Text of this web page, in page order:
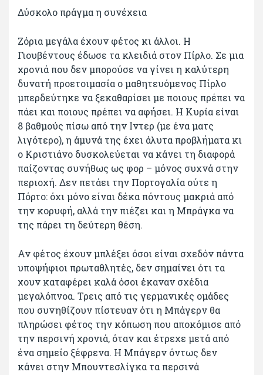
Δύσκολο πράγμα η συνέχεια
Ζόρια μεγάλα έχουν φέτος κι άλλοι. Η
Γιουβέντους έδωσε τα κλειδιά στον Πίρλο. Σε μια
χρονιά που δεν μπορούσε να γίνει η καλύτερη
δυνατή προετοιμασία ο μαθητευόμενος Πίρλο
μπερδεύτηκε να ξεκαθαρίσει με ποιους πρέπει να
πάει και ποιους πρέπει να αφήσει. Η Κυρία είναι
8 βαθμούς πίσω από την Ιντερ (με ένα ματς
λιγότερο), η άμυνά της έχει άλυτα προβλήματα κι
ο Κριστιάνο δυσκολεύεται να κάνει τη διαφορά
παίζοντας συνήθως ως φορ – μόνος συχνά στην
περιοχή. Δεν πετάει την Πορτογαλία ούτε η
Πόρτο: όχι μόνο είναι δέκα πόντους μακριά από
την κορυφή, αλλά την πιέζει και η Μπράγκα να
της πάρει τη δεύτερη θέση.
Αν φέτος έχουν μπλέξει όσοι είναι σχεδόν πάντα
υποψήφιοι πρωταθλητές, δεν σημαίνει ότι τα
χουν καταφέρει καλά όσοι έκαναν σχέδια
μεγαλόπνοα. Τρεις από τις γερμανικές ομάδες
που συνηθίζουν πίστευαν ότι η Μπάγερν θα
πληρώσει φέτος την κόπωση που αποκόμισε από
την περσινή χρονιά, όταν και έτρεχε μετά από
ένα σημείο ξέφρενα. Η Μπάγερν όντως δεν
κάνει στην Μπουντεσλίγκα τα περσινά